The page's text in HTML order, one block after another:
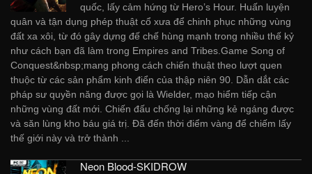
quốc, lấy cảm hứng từ Hero’s Hour. Huấn luyện
quân và tận dụng phép thuật cổ xưa để chinh phục những vùng
đất xa xôi, từ đó gây dựng đế chế hùng mạnh trong nhiều thế kỷ
như cách bạn đã làm trong Empires and Tribes.Game Song of
Conquest&nbsp;mang phong cách chiến thuật theo lượt quen
thuộc từ các sản phẩm kinh điển của thập niên 90. Dẫn dắt các
pháp sư quyền năng được gọi là Wielder, mạo hiểm tiếp cận
những vùng đất mới. Chiến đấu chống lại những kẻ ngáng được
và săn lùng kho báu giá trị. Đã đến thời điểm vàng để chiếm lấy
thế giới này và trở thành ...
Neon Blood-SKIDROW